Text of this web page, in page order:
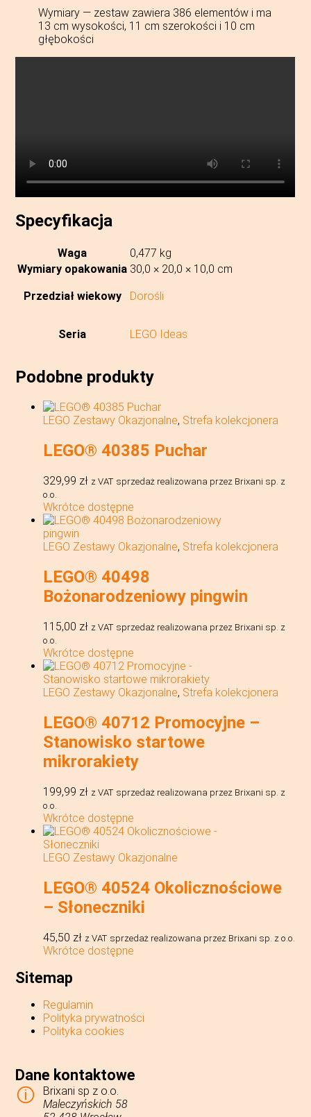
Wymiary — zestaw zawiera 386 elementów i ma
13 cm wysokości, 11 cm szerokości i 10 cm
głębokości
Specyfikacja
Waga
0,477 kg
Wymiary opakowania 30,0 × 20,0 × 10,0 cm
Przedział wiekowy Dorośli
Seria LEGO Ideas
Podobne produkty
LEGO Zestawy Okazjonalne, Strefa kolekcjonera
LEGO® 40385 Puchar
329,99 zł z VAT sprzedaż realizowana przez Brixani sp. z
o.o.
Wkrótce dostępne
LEGO Zestawy Okazjonalne, Strefa kolekcjonera
LEGO® 40498
Bożonarodzeniowy pingwin
115,00 zł z VAT sprzedaż realizowana przez Brixani sp. z
o.o.
Wkrótce dostępne
LEGO Zestawy Okazjonalne, Strefa kolekcjonera
LEGO® 40712 Promocyjne –
Stanowisko startowe
mikrorakiety
199,99 zł z VAT sprzedaż realizowana przez Brixani sp. z
o.o.
Wkrótce dostępne
LEGO Zestawy Okazjonalne
LEGO® 40524 Okolicznościowe
– Słoneczniki
45,50 zł z VAT sprzedaż realizowana przez Brixani sp. z o.o.
Wkrótce dostępne
Sitemap
Regulamin
Polityka prywatności
Polityka cookies
Dane kontaktowe
Brixani sp z o.o.
Maleczyńskich 58